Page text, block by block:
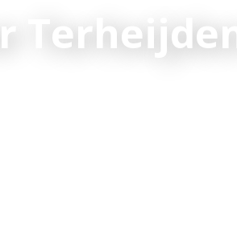
Terheijden